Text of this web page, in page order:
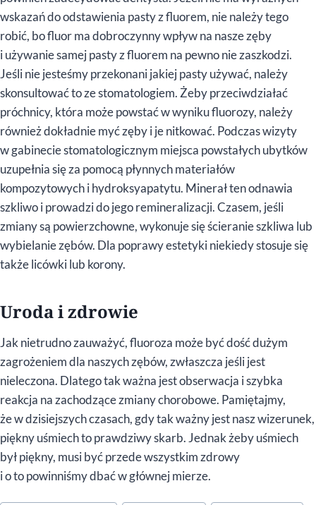
wskazań do odstawienia pasty z fluorem, nie należy tego
robić, bo fluor ma dobroczynny wpływ na nasze zęby
i używanie samej pasty z fluorem na pewno nie zaszkodzi.
Jeśli nie jesteśmy przekonani jakiej pasty używać, należy
skonsultować to ze stomatologiem. Żeby przeciwdziałać
próchnicy, która może powstać w wyniku fluorozy, należy
również dokładnie myć zęby i je nitkować. Podczas wizyty
w gabinecie stomatologicznym miejsca powstałych ubytków
uzupełnia się za pomocą płynnych materiałów
kompozytowych i hydroksyapatytu. Minerał ten odnawia
szkliwo i prowadzi do jego remineralizacji. Czasem, jeśli
zmiany są powierzchowne, wykonuje się ścieranie szkliwa lub
wybielanie zębów. Dla poprawy estetyki niekiedy stosuje się
także licówki lub korony.
Uroda i zdrowie
Jak nietrudno zauważyć, fluoroza może być dość dużym
zagrożeniem dla naszych zębów, zwłaszcza jeśli jest
nieleczona. Dlatego tak ważna jest obserwacja i szybka
reakcja na zachodzące zmiany chorobowe. Pamiętajmy,
że w dzisiejszych czasach, gdy tak ważny jest nasz wizerunek,
piękny uśmiech to prawdziwy skarb. Jednak żeby uśmiech
był piękny, musi być przede wszystkim zdrowy
i o to powinniśmy dbać w głównej mierze.